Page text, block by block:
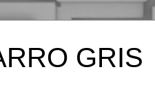
GRIS